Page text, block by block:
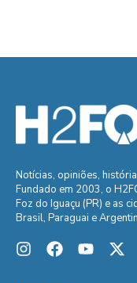
Notícias, opiniões,
Fundado em 2003, o
Foz do Iguaçu (PR) e as
Brasil, Paraguai e